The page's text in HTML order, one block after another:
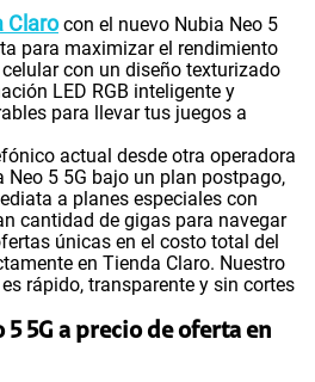
Clarocon el nuevo Nubia Neo 5
para maximizar el rendimiento
con un diseño texturizado
LED RGB inteligente y
para llevar tus juegos a
actual desde otra operadora
Neo 5 5G bajo un plan postpago,
a planes especiales con
cantidad de gigas para navegar
únicas en el costo total del
en Tienda Claro. Nuestro
rápido, transparente y sin cortes
5G a precio de oferta en